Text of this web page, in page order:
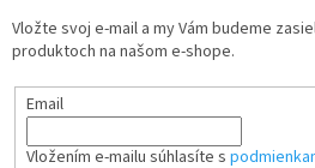
Vložte svoj e-mail a my Vám budeme
produktoch na našom e-shope.
Email
Vložením e-mailu súhlasíte s